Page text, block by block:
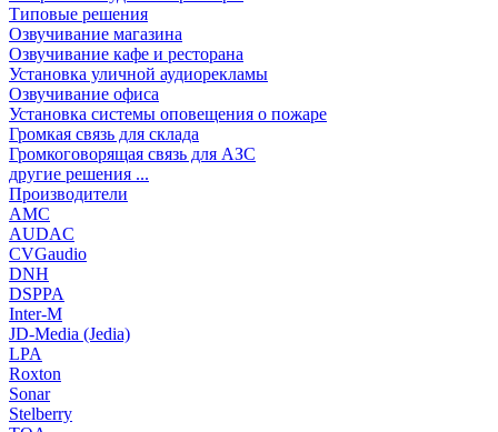
Типовые решения
Озвучивание магазина
Озвучивание кафе и ресторана
Установка уличной аудиорекламы
Озвучивание офиса
Установка системы оповещения о пожаре
Громкая связь для склада
Громкоговорящая связь для АЗС
другие решения ...
Производители
AMC
AUDAC
CVGaudio
DNH
DSPPA
Inter-M
JD-Media (Jedia)
LPA
Roxton
Sonar
Stelberry